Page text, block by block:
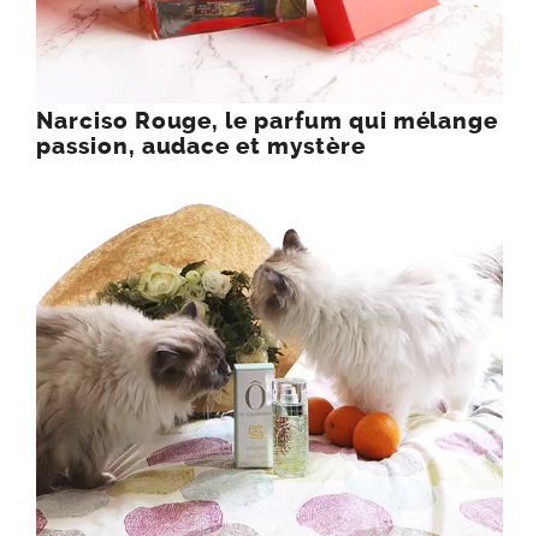
Narciso Rouge, le parfum qui mélange
passion, audace et mystère